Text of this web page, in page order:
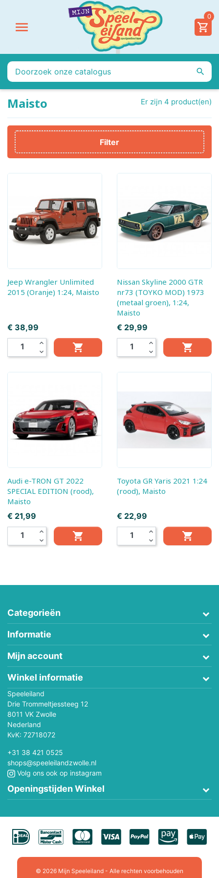

0

Maisto Er zijn 4 product(en)
Filter
Jeep Wrangler Unlimited
2015 (Oranje) 1:24, Maisto
Prijs
€ 38,99
expand_less
expand_more

Nissan Skyline 2000 GTR
nr73 (TOYKO MOD) 1973
(metaal groen), 1:24,
Maisto
Prijs
€ 29,99
expand_less
expand_more

Audi e-TRON GT 2022
SPECIAL EDITION (rood),
Maisto
Prijs
€ 21,99
expand_less
expand_more

Toyota GR Yaris 2021 1:24
(rood), Maisto
Prijs
€ 22,99
expand_less
expand_more

Categorieën
Informatie
Mijn account
Winkel informatie
Speeleiland
Drie Trommeltjessteeg 12
8011 VK Zwolle
Nederland
KvK: 72718072
+31 38 421 0525
shops@speeleilandzwolle.nl
Volg ons ook op instagram
Openingstijden Winkel
© 2026 Mijn Speeleiland - Alle rechten voorbehouden